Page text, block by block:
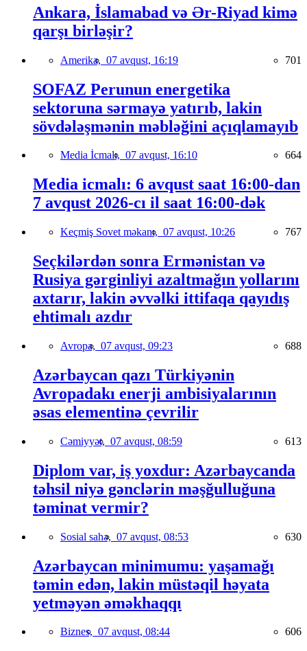
Ankara, İslamabad və Ər-Riyad kimə
qarşı birləşir?
Amerika, 07 avqust, 16:19 701
SOFAZ Perunun energetika
sektoruna sərmayə yatırıb, lakin
sövdələşmənin məbləğini açıqlamayıb
Media İcmalı, 07 avqust, 16:10 664
Media icmalı: 6 avqust saat 16:00-dan
7 avqust 2026-cı il saat 16:00-dək
Keçmiş Sovet məkanı, 07 avqust, 10:26 767
Seçkilərdən sonra Ermənistan və
Rusiya gərginliyi azaltmağın yollarını
axtarır, lakin əvvəlki ittifaqa qayıdış
ehtimalı azdır
Avropa, 07 avqust, 09:23 688
Azərbaycan qazı Türkiyənin
Avropadakı enerji ambisiyalarının
əsas elementinə çevrilir
Cəmiyyət, 07 avqust, 08:59 613
Diplom var, iş yoxdur: Azərbaycanda
təhsil niyə gənclərin məşğulluğuna
təminat vermir?
Sosial sahə, 07 avqust, 08:53 630
Azərbaycan minimumu: yaşamağı
təmin edən, lakin müstəqil həyata
yetməyən əməkhaqqı
Biznes, 07 avqust, 08:44 606